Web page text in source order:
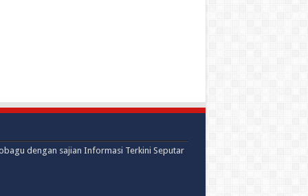
dengan sajian Informasi Terkini Seputar